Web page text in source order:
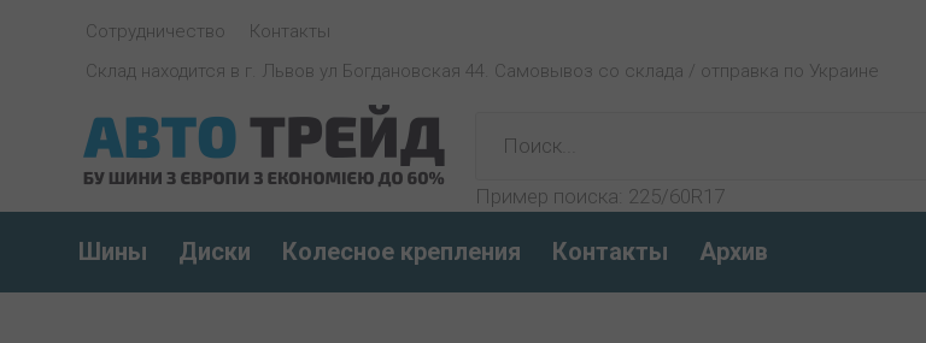
Сотрудничество Контакты
Склад находится в г. Львов ул Богдановская 44. Самовывоз со склада / отправка по Украине
Пример поиска: 225/60R17
Шины Диски Колесное крепления Контакты Архив